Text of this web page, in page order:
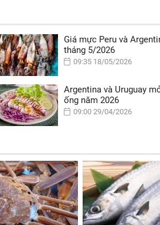
Giá mực Peru và
tháng 5/2026
09:35 18/05/2026
Argentina và Uruguay
ống năm 2026
09:00 29/04/2026